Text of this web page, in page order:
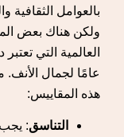
بالعوامل الثقافية
ولكن هناك بعض
العالمية التي تعتبر
عامًا لجمال الأنف.
هذه المقاييس:
التناسق: